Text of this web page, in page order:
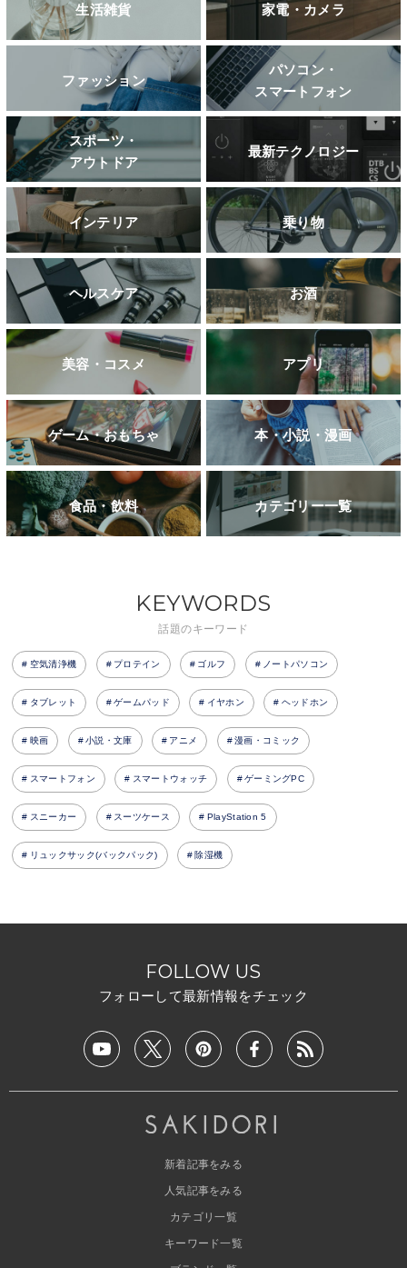
生活雑貨 家電・カメラ
ファッション
パソコン・
スマートフォン
スポーツ・
アウトドア
最新テクノロジー
インテリア 乗り物
ヘルスケア お酒
美容・コスメ アプリ
ゲーム・おもちゃ 本・小説・漫画
食品・飲料 カテゴリー一覧
KEYWORDS
話題のキーワード
空気清浄機 プロテイン ゴルフ ノートパソコン
タブレット ゲームパッド イヤホン ヘッドホン
映画 小説・文庫 アニメ 漫画・コミック
スマートフォン スマートウォッチ ゲーミングPC
スニーカー スーツケース PlayStation 5
リュックサック(バックパック) 除湿機
FOLLOW US
フォローして最新情報をチェック
新着記事をみる
人気記事をみる
カテゴリ一覧
キーワード一覧